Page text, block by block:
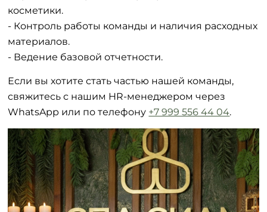
косметики.
- Контроль работы команды и наличия расходных
материалов.
- Ведение базовой отчетности.
Если вы хотите стать частью нашей команды,
свяжитесь с нашим HR-менеджером через
WhatsApp или по телефону +7 999 556 44 04.